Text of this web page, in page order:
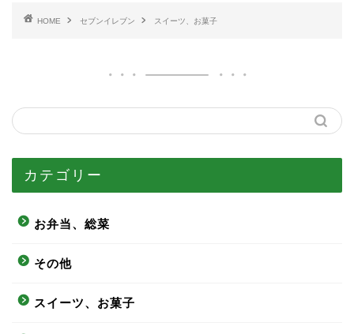
HOME セブンイレブン スイーツ、お菓子
カテゴリー
お弁当、総菜
その他
スイーツ、お菓子